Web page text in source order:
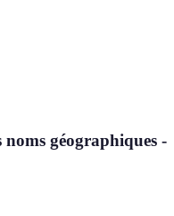
géographiques -